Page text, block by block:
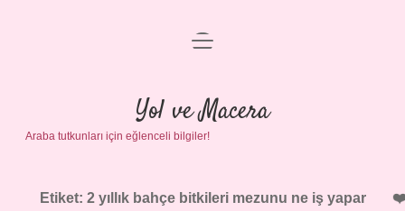
Anasayfa
Gizlilik Politikası
Yasal Uyarı
menüyü
Yol ve Macera
Araba tutkunları için eğlenceli bilgiler!
Etiket: 2 yıllık bahçe bitkileri mezunu ne iş yapar